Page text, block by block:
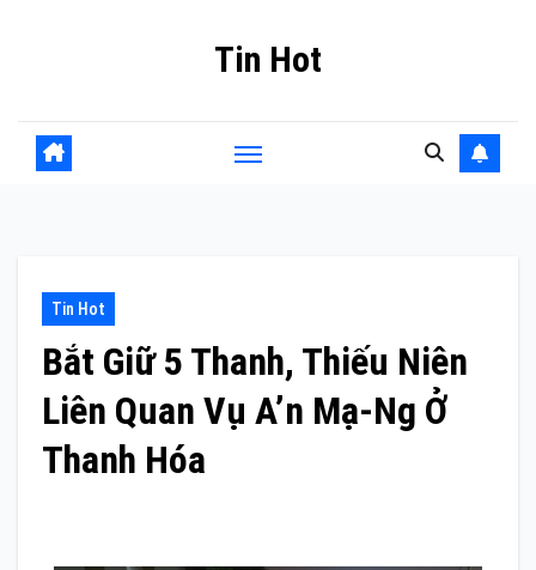
Tin Hot
Tin Hot
Bắt Giữ 5 Thanh, Thiếu Niên
Liên Quan Vụ A’n Mạ-Ng Ở
Thanh Hóa